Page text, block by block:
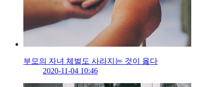
부모의 자녀 체벌도 사라지는 것이 옳다
2020-11-04 10:46